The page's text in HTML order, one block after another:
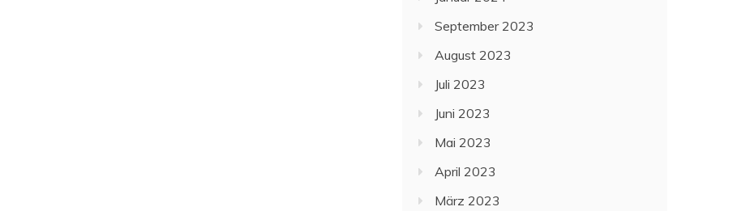
September 2023
August 2023
Juli 2023
Juni 2023
Mai 2023
April 2023
März 2023